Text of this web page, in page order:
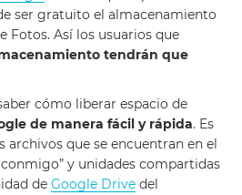
ser gratuito el almacenamiento
Fotos. Así los usuarios que
tendrán que
cómo liberar espacio de
de manera fácil y rápida. Es
archivos que se encuentran en el
y unidades compartidas
de Google Drive del